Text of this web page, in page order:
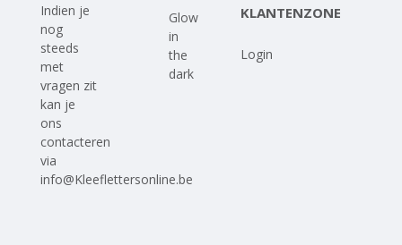
Indien je
nog
steeds
met
vragen zit
kan je
ons
contacteren
via
info@Kleeflettersonline.be
Glow
in
the
dark
KLANTENZONE
Login